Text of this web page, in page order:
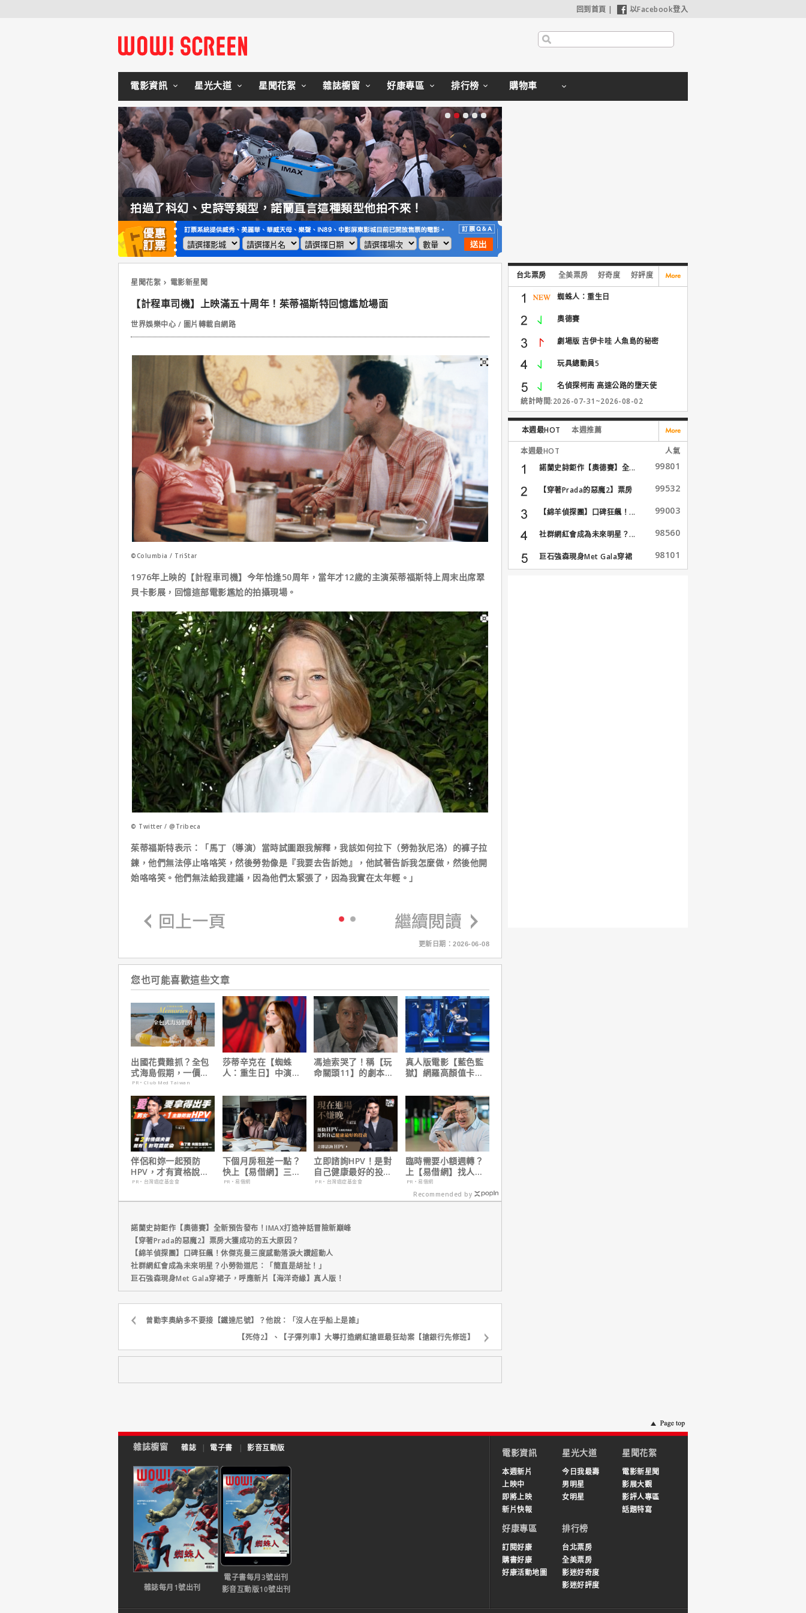
回到首頁 | 以Facebook登入
電影資訊 星光大道 星聞花絮 雜誌櫥窗 好康專區 排行榜 購物車
拍過了科幻、史詩等類型，諾蘭直言這種類型他拍不來！
星聞花絮 電影新星聞
【計程車司機】上映滿五十周年！茱蒂福斯特回憶尷尬場面
世界娛樂中心 / 圖片轉載自網路
©Columbia / TriStar
1976年上映的【計程車司機】今年恰逢50周年，當年才12歲的主演茱蒂福斯特上周末出席翠
貝卡影展，回憶這部電影尷尬的拍攝現場。
© Twitter / @Tribeca
茱蒂福斯特表示：「馬丁（導演）當時試圖跟我解釋，我該如何拉下（勞勃狄尼洛）的褲子拉
鍊，他們無法停止咯咯笑，然後勞勃像是『我要去告訴她』，他試著告訴我怎麼做，然後他開
始咯咯笑。他們無法給我建議，因為他們太緊張了，因為我實在太年輕。」
更新日期：2026-06-08
您也可能喜歡這些文章
出國花費難抓？全包
式海島假期，一價搞
定食宿玩樂，省錢更
省心！
PR・Club Med Taiwan
莎蒂辛克在【蜘蛛
人：重生日】中演的
下伏筆？
馮迪索哭了！稱【玩
命關頭11】的劇本是
真人版電影【藍色監
獄】網羅高顏值卡司
伴侶和妳一起預防
HPV，才有資格說愛
妳！
PR・台灣癌症基金會
下個月房租差一點？
快上【易借網】三分
鐘解決燃眉之急
PR・易借網
立即諮詢HPV！是對
自己健康最好的投
資，把握現在不嫌
PR・台灣癌症基金會
臨時需要小額週轉？
上【易借網】找人
幫！資金快速到位
PR・易借網
Recommended by
諾蘭史詩鉅作【奧德賽】全新預告發布！IMAX打造神話冒險新巔峰
【穿著Prada的惡魔2】票房大獲成功的五大原因？
【綿羊偵探團】口碑狂飆！休傑克曼三度感動落淚大讚超動人
社群網紅會成為未來明星？小勞勃道尼：「簡直是胡扯！」
巨石強森現身Met Gala穿裙子，呼應新片【海洋奇緣】真人版！
曾勸李奧納多不要接【鐵達尼號】？他說：「沒人在乎船上是誰」
【死侍2】、【子彈列車】大導打造網紅搶匪最狂劫案【搶銀行先修班】
台北票房 全美票房 好奇度 好評度
蜘蛛人：重生日
奧德賽
劇場版 吉伊卡哇 人魚島的秘密
玩具總動員5
名偵探柯南 高速公路的墮天使
統計時間:2026-07-31~2026-08-02
本週最HOT 本週推薦
本週最HOT
人氣
諾蘭史詩鉅作【奧德賽】全...
99801
【穿著Prada的惡魔2】票房
99532
【綿羊偵探團】口碑狂飆！... 99003
社群網紅會成為未來明星？... 98560
巨石強森現身Met Gala穿裙
子...
98101
雜誌櫥窗 雜誌 | 電子書 | 影音互動版
雜誌每月1號出刊
電子書每月3號出刊
影音互動版10號出刊
電影資訊
本週新片
上映中
即將上映
新片快報
星光大道
今日我最壽
男明星
女明星
星聞花絮
電影新星聞
影展大觀
影評人專區
話題特寫
好康專區
訂閱好康
購書好康
好康活動地圖
排行榜
台北票房
全美票房
影迷好奇度
影迷好評度